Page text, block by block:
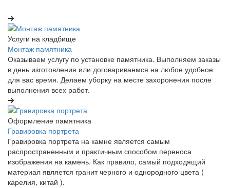
Услуги на кладбище
Монтаж памятника
Оказываем услугу по установке памятника. Выполняем заказы
в день изготовления или договариваемся на любое удобное
для вас время. Делаем уборку на месте захоронения после
выполнения всех работ.
Оформление памятника
Гравировка портрета
Гравировка портрета на камне является самым
распространенным и практичным способом переноса
изображения на камень. Как правило, самый подходящий
материал является гранит черного и однородного цвета (
карелия, китай ).